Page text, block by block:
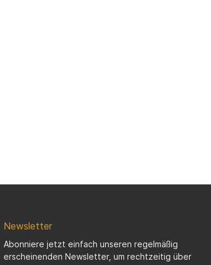
Newsletter
Abonniere jetzt einfach unseren regelmäßig
erscheinenden Newsletter, um rechtzeitig über